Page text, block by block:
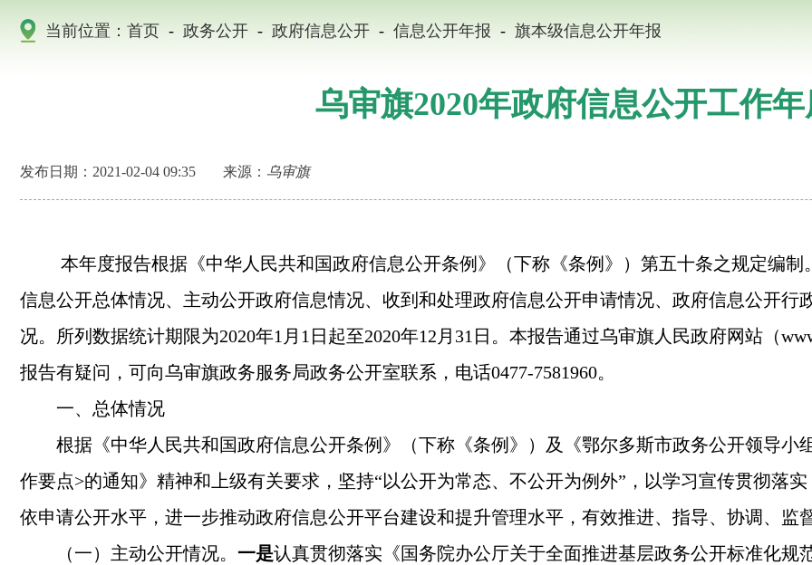
当前位置： 首页 - 政务公开 - 政府信息公开 - 信息公开年报 - 旗本级信息公开年报
乌审旗2020年政府信息公开工作
发布日期：2021-02-04 09:35 来源： 乌审旗
本年度报告根据《中华人民共和国政府信息公开条例》（下称《条例》）第五十条之规定编制
信息公开总体情况、主动公开政府信息情况、收到和处理政府信息公开申请情况、政府信息公开行
况。所列数据统计期限为2020年1 月 1 日起至2020年12 月 31 日。本报告通过乌审旗人民政府网站（
报告有疑问，可向乌审旗政务服务局政务公开室联系，电话0477-7581960。
一、总体情况
根据《中华人民共和国政府信息公开条例》（下称《条例》）及《鄂尔多斯市政务公开领导小
作要点>的通知》精神和上级有关要求，坚持“以公开为常态、不公开为例外”，以学习宣传贯彻落
依申请公开水平，进一步推动政府信息公开平台建设和提升管理水平，有效推进、指导、协调、监
（一）主动公开情况。 一是认真贯彻落实《国务院办公厅关于全面推进基层政务公开标准化规